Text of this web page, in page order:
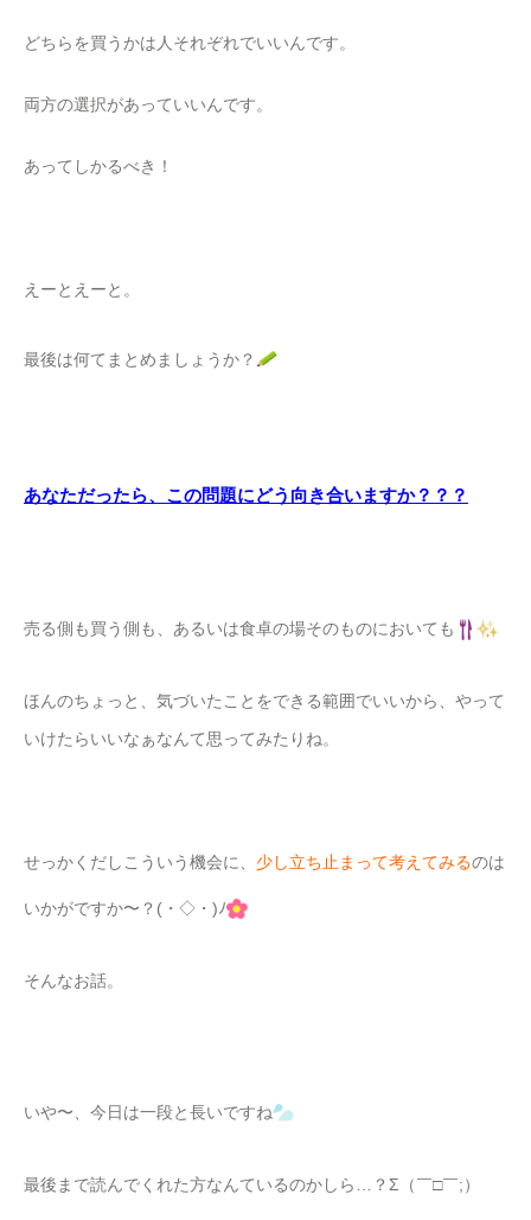
どちらを買うかは人それぞれでいいんです。
両方の選択があっていいんです。
あってしかるべき！
えーとえーと。
最後は何てまとめましょうか？
あなただったら、この問題にどう向き合いますか？？？
売る側も買う側も、あるいは食卓の場そのものにおいても
ほんのちょっと、気づいたことをできる範囲でいいから、やって
いけたらいいなぁなんて思ってみたりね。
せっかくだしこういう機会に、 少し立ち止まって考えてみるのは
いかがですか〜？(・◇・)ﾉ
そんなお話。
いや〜、今日は一段と長いですね
最後まで読んでくれた方なんているのかしら…？Σ（￣□￣;）